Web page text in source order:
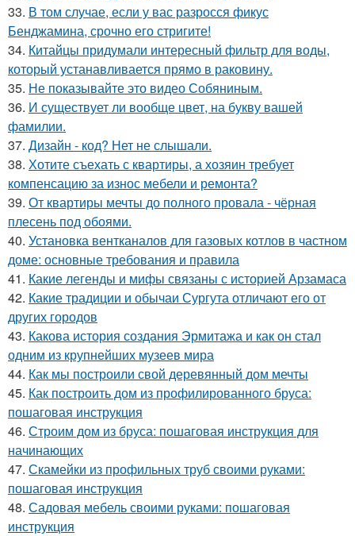
33. В том случае, если у вас разросся фикус
Бенджамина, срочно его стригите!
34. Китайцы придумали интересный фильтр для воды,
который устанавливается прямо в раковину.
35. Не показывайте это видео Собяниным.
36. И существует ли вообще цвет, на букву вашей
фамилии.
37. Дизайн - код? Нет не слышали.
38. Хотите съехать с квартиры, а хозяин требует
компенсацию за износ мебели и ремонта?
39. От квартиры мечты до полного провала - чёрная
плесень под обоями.
40. Установка вентканалов для газовых котлов в частном
доме: основные требования и правила
41. Какие легенды и мифы связаны с историей Арзамаса
42. Какие традиции и обычаи Сургута отличают его от
других городов
43. Какова история создания Эрмитажа и как он стал
одним из крупнейших музеев мира
44. Как мы построили свой деревянный дом мечты
45. Как построить дом из профилированного бруса:
пошаговая инструкция
46. Строим дом из бруса: пошаговая инструкция для
начинающих
47. Скамейки из профильных труб своими руками:
пошаговая инструкция
48. Садовая мебель своими руками: пошаговая
инструкция